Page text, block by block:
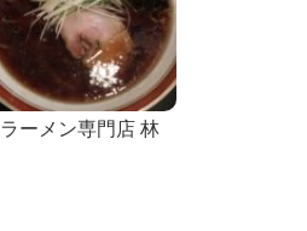
ラーメン専門店 林